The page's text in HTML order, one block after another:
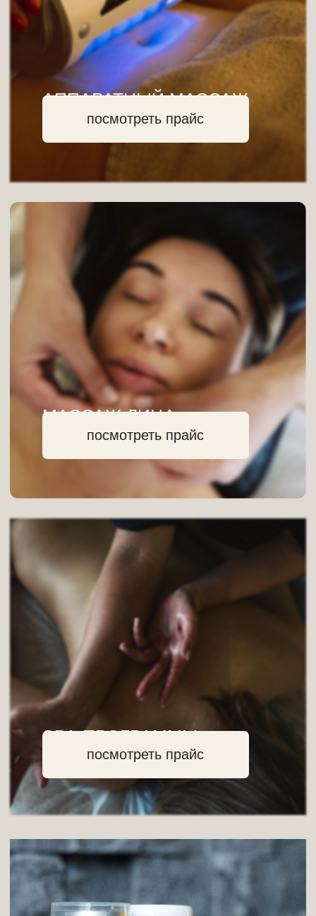
КОСМЕТОЛОГИЯ
ЭПИЛЯЦИЯ
посмотреть прайс
Подарочный сертификат в KM STUDIO
— это не просто подарок, это вклад в
настроение ваших близких!
ПОРАДУЙТЕ СВОИХ
БЛИЗКИХ
порадовать близких